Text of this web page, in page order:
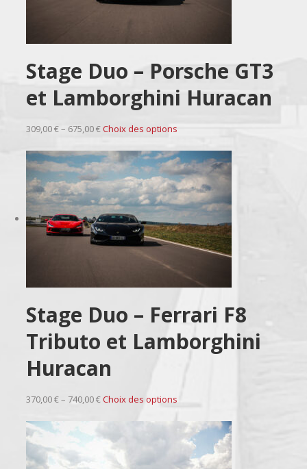
Stage Duo – Porsche GT3
et Lamborghini Huracan
309,00 € – 675,00 €Choix des options
Stage Duo – Ferrari F8
Tributo et Lamborghini
Huracan
370,00 € – 740,00 €Choix des options